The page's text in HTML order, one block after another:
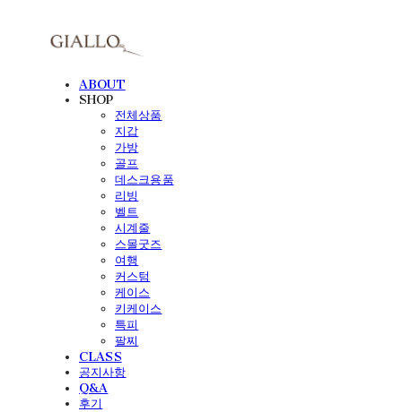
ABOUT
SHOP
전체상품
지갑
가방
골프
데스크용품
리빙
벨트
시계줄
스몰굿즈
여행
커스텀
케이스
키케이스
특피
팔찌
CLASS
공지사항
Q&A
후기